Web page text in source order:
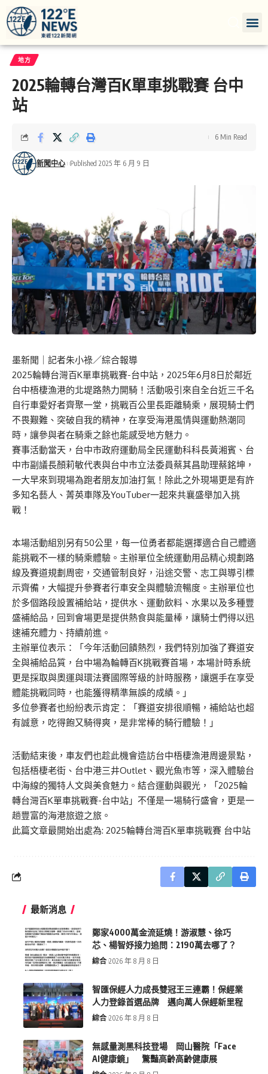
地方
2025輪轉台灣百K單車挑戰賽 台中
站
新聞中心 Published 2025 年 6 月 9 日
6 Min Read
墨新聞 ｜記者朱小祿／綜合報導
2025輪轉台灣百K單車挑戰賽-台中站，2025年6月8日於鄰近
台中梧棲漁港的北堤路熱力開騎！活動吸引來自全台近三千名
自行車愛好者齊聚一堂，挑戰百公里長距離騎乘，展現騎士們
不畏艱難、突破自我的精神，在享受海港風情與運動熱潮同
時，讓參與者在騎乘之餘也能感受地方魅力。
賽事活動當天，台中市政府運動局全民運動科科長黃湘賓、台
中市副議長顏莉敏代表與台中市立法委員蔡其昌助理蔡銘坤，
一大早來到現場為跑者朋友加油打氣！除此之外現場更是有許
多知名藝人、菁英車隊及YouTuber一起來共襄盛舉加入挑
戰！
本場活動組別另有50公里，每一位勇者都能選擇適合自己體適
能挑戰不一樣的騎乘體驗。主辦單位全統運動用品精心規劃路
線及賽道規劃周密，交通管制良好，沿途交警、志工與導引標
示齊備，大幅提升參賽者行車安全與體驗流暢度。主辦單位也
於多個路段設置補給站，提供水、運動飲料、水果以及多種豐
盛補給品，回到會場更是提供熱食與能量棒，讓騎士們得以迅
速補充體力、持續前進。
主辦單位表示：「今年活動回饋熱烈，我們特別加強了賽道安
全與補給品質，台中場為輪轉百K挑戰賽首場，本場計時系統
更是採取與奧運與環法賽國際等級的計時服務，讓選手在享受
體能挑戰同時，也能獲得精準無誤的成績。」
多位參賽者也紛紛表示肯定：「賽道安排很順暢，補給站也超
有誠意，吃得飽又騎得爽，是非常棒的騎行體驗！」
活動結束後，車友們也趁此機會造訪台中梧棲漁港周邊景點，
包括梧棲老街、台中港三井Outlet、觀光魚市等，深入體驗台
中海線的獨特人文與美食魅力。結合運動與觀光，「2025輪
轉台灣百K單車挑戰賽-台中站」不僅是一場騎行盛會，更是一
趟豐富的海港旅遊之旅。
此篇文章最開始出處為: 2025輪轉台灣百K單車挑戰賽 台中站
最新消息
鄭家4000萬金流延燒！游淑慧、徐巧
芯、楊智妤接力追問：2190萬去哪了？
綜合 2026 年 8 月 8 日
智匯保經人力成長雙冠王三連霸！保經業
人力登錄首選品牌 邁向萬人保經新里程
綜合 2026 年 8 月 8 日
無感量測黑科技登場 岡山醫院「Face
AI健康鏡」 驚豔高齡高齡健康展